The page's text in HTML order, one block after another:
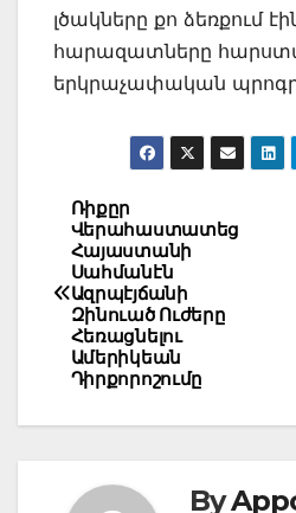
լծակները քո ձեռքում
հարազատները
երկրաչափական
Post
navigation
Ռիքըր
Վերահաստատեց
Հայաստանի
Սահմանէն
Ազրպէյճանի
Զինուած Ուժերը
Հեռացնելու
Ամերիկեան
Դիրքորոշումը
By